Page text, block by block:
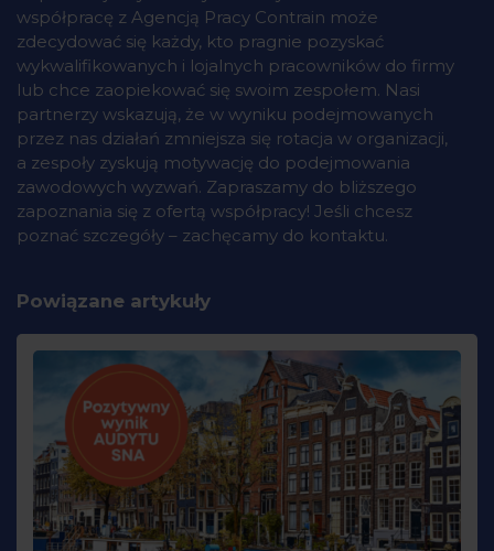
współpracę z Agencją Pracy Contrain może
zdecydować się każdy, kto pragnie pozyskać
wykwalifikowanych i lojalnych pracowników do firmy
lub chce zaopiekować się swoim zespołem. Nasi
partnerzy wskazują, że w wyniku podejmowanych
przez nas działań zmniejsza się rotacja w organizacji,
a zespoły zyskują motywację do podejmowania
zawodowych wyzwań. Zapraszamy do bliższego
zapoznania się z ofertą współpracy! Jeśli chcesz
poznać szczegóły – zachęcamy do kontaktu.
Powiązane artykuły